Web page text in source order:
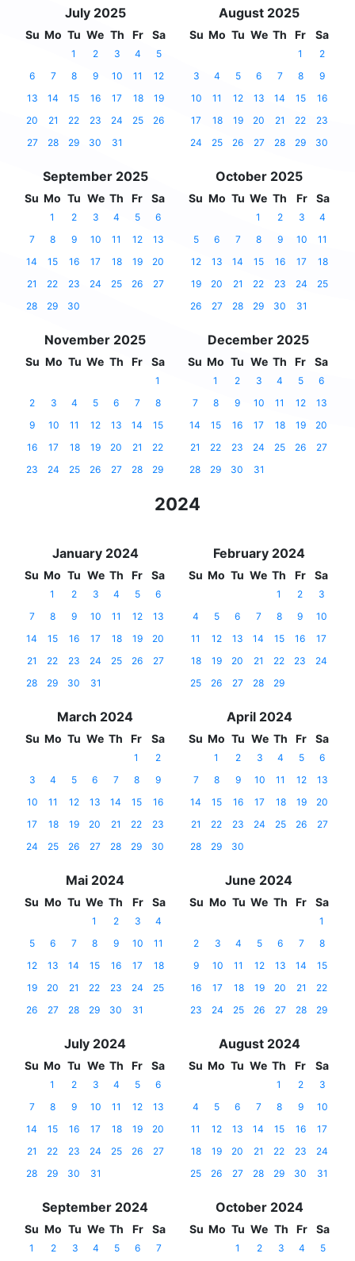
July 2025
Su Mo Tu We Th Fr Sa
1 2 3 4
5
6
7 8 9 10 11
12
13
14 15 16 17 18
19
20
21 22 23 24 25
26
27
28 29 30 31
August 2025
Su Mo Tu We Th Fr Sa
1
2
3
4 5 6 7 8
9
10
11 12 13 14 15
16
17
18 19 20 21 22
23
24
25 26 27 28 29 30
September 2025
Su Mo Tu We Th Fr Sa
1 2 3 4 5
6
7
8 9 10 11 12
13
14
15 16 17 18 19
20
21
22 23 24 25 26
27
28
29 30
October 2025
Su Mo Tu We Th Fr Sa
1 2 3
4
5
6 7 8 9 10
11
12
13 14 15 16 17
18
19
20 21 22 23 24
25
26
27 28 29 30 31
November 2025
Su Mo Tu We Th Fr Sa
1
2
3 4 5 6 7
8
9
10 11 12 13 14
15
16
17 18 19 20 21
22
23
24 25 26 27 28 29
December 2025
Su Mo Tu We Th Fr Sa
1 2 3 4 5
6
7
8 9 10 11 12
13
14
15 16 17 18 19
20
21
22 23 24 25 26
27
28
29 30 31
2024
January 2024
Su Mo Tu We Th Fr Sa
1 2 3 4 5
6
7
8 9 10 11 12
13
14
15 16 17 18 19
20
21
22 23 24 25 26
27
28
29 30 31
February 2024
Su Mo Tu We Th Fr Sa
1 2
3
4
5 6 7 8 9
10
11
12 13 14 15 16
17
18
19 20 21 22 23
24
25
26 27 28 29
March 2024
Su Mo Tu We Th Fr Sa
1
2
3
4 5 6 7 8
9
10
11 12 13 14 15
16
17
18 19 20 21 22
23
24
25 26 27 28 29 30
April 2024
Su Mo Tu We Th Fr Sa
1 2 3 4 5
6
7
8 9 10 11 12
13
14
15 16 17 18 19
20
21
22 23 24 25 26
27
28
29 30
Mai 2024
Su Mo Tu We Th Fr Sa
1 2 3
4
5
6 7 8 9 10
11
12
13 14 15 16 17
18
19
20 21 22 23 24
25
26
27 28 29 30 31
June 2024
Su Mo Tu We Th Fr Sa
1
2
3 4 5 6 7
8
9
10 11 12 13 14
15
16
17 18 19 20 21
22
23
24 25 26 27 28 29
July 2024
Su Mo Tu We Th Fr Sa
1 2 3 4 5
6
7
8 9 10 11 12
13
14
15 16 17 18 19
20
21
22 23 24 25 26
27
28
29 30 31
August 2024
Su Mo Tu We Th Fr Sa
1 2
3
4
5 6 7 8 9
10
11
12 13 14 15 16
17
18
19 20 21 22 23
24
25
26 27 28 29 30 31
September 2024
Su Mo Tu We Th Fr Sa
1 2 3 4 5 6
7
October 2024
Su Mo Tu We Th Fr Sa
1 2 3 4
5